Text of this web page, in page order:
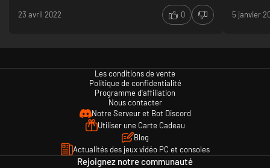
23 avril 2022 0 5 janvier
Les conditions de vente
Politique de confidentialité
Programme d'affiliation
Nous contacter
Notre Serveur et Bot Discord
Utiliser une Carte Cadeau
Blog
Actualités des jeux vidéo PC et consoles
Rejoignez notre communauté